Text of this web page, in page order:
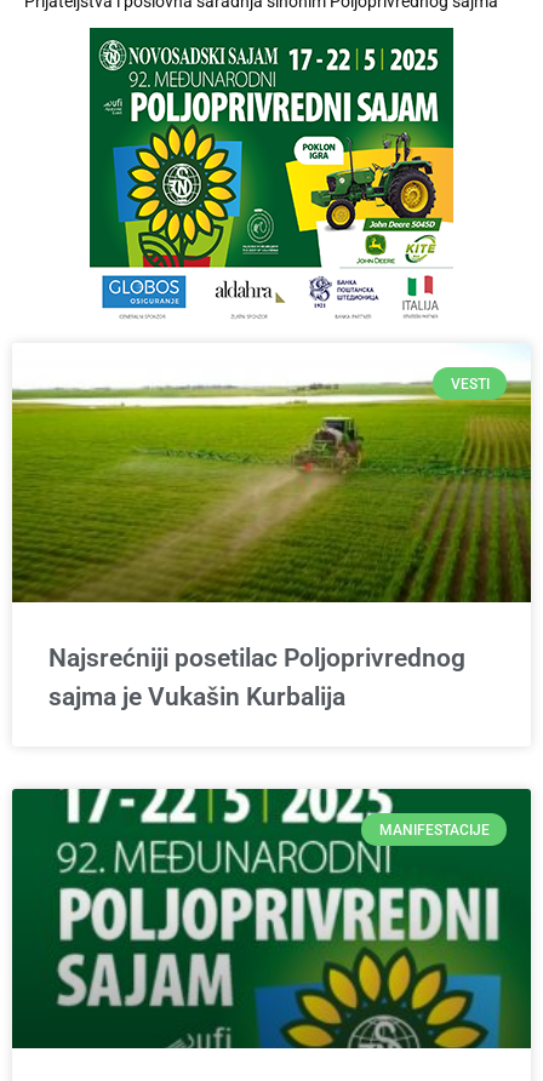
VESTI
Najsrećniji posetilac Poljoprivrednog
sajma je Vukašin Kurbalija
MANIFESTACIJE